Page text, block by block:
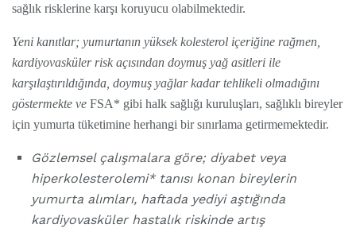
sağlık risklerine karşı koruyucu olabilmektedir.
Yeni kanıtlar; yumurtanın yüksek kolesterol içeriğine rağmen,
kardiyovasküler risk açısından doymuş yağ asitleri ile
karşılaştırıldığında, doymuş yağlar kadar tehlikeli olmadığını
göstermekte ve FSA* gibi halk sağlığı kuruluşları, sağlıklı bireyler
için yumurta tüketimine herhangi bir sınırlama getirmemektedir.
Gözlemsel çalışmalara göre; diyabet veya
hiperkolesterolemi* tanısı konan bireylerin
yumurta alımları, haftada yediyi aştığında
kardiyovasküler hastalık riskinde artış